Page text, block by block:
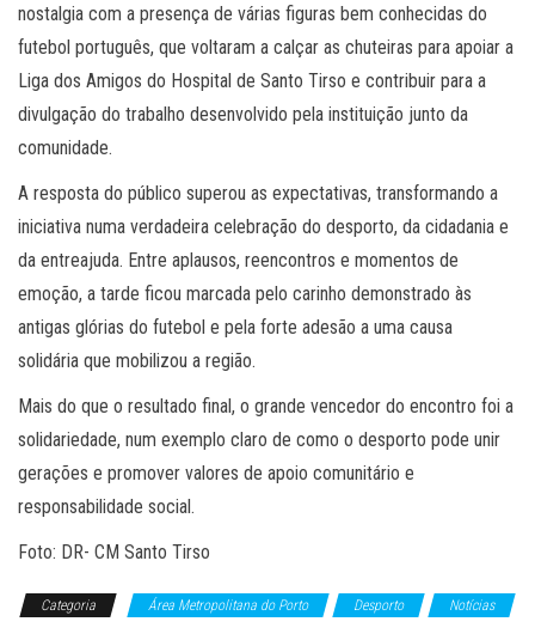
nostalgia com a presença de várias figuras bem conhecidas do
futebol português, que voltaram a calçar as chuteiras para apoiar a
Liga dos Amigos do Hospital de Santo Tirso e contribuir para a
divulgação do trabalho desenvolvido pela instituição junto da
comunidade.
A resposta do público superou as expectativas, transformando a
iniciativa numa verdadeira celebração do desporto, da cidadania e
da entreajuda. Entre aplausos, reencontros e momentos de
emoção, a tarde ficou marcada pelo carinho demonstrado às
antigas glórias do futebol e pela forte adesão a uma causa
solidária que mobilizou a região.
Mais do que o resultado final, o grande vencedor do encontro foi a
solidariedade, num exemplo claro de como o desporto pode unir
gerações e promover valores de apoio comunitário e
responsabilidade social.
Foto: DR- CM Santo Tirso
Categoria Área Metropolitana do Porto Desporto Notícias